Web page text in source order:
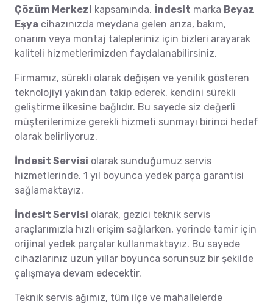
Çözüm Merkezi kapsamında, İndesit marka Beyaz
Eşya cihazınızda meydana gelen arıza, bakım,
onarım veya montaj talepleriniz için bizleri arayarak
kaliteli hizmetlerimizden faydalanabilirsiniz.
Firmamız, sürekli olarak değişen ve yenilik gösteren
teknolojiyi yakından takip ederek, kendini sürekli
geliştirme ilkesine bağlıdır. Bu sayede siz değerli
müşterilerimize gerekli hizmeti sunmayı birinci hedef
olarak belirliyoruz.
İndesit Servisi olarak sunduğumuz servis
hizmetlerinde, 1 yıl boyunca yedek parça garantisi
sağlamaktayız.
İndesit Servisi olarak, gezici teknik servis
araçlarımızla hızlı erişim sağlarken, yerinde tamir için
orijinal yedek parçalar kullanmaktayız. Bu sayede
cihazlarınız uzun yıllar boyunca sorunsuz bir şekilde
çalışmaya devam edecektir.
Teknik servis ağımız, tüm ilçe ve mahallelerde